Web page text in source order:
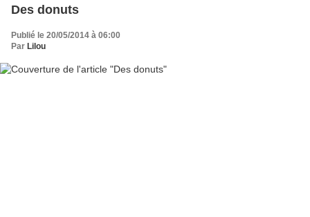
Des donuts
Publié le 20/05/2014 à 06:00
Par Lilou